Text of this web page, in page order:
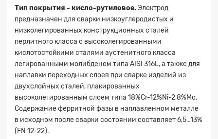
Тип покрытия - кисло-рутиловое.Электрод
предназначен для сварки низкоуглеродистых и
низколегированных конструкционных сталей
перлитного класса с высоколегированными
кислотостойкими сталями аустенитного класса
легированными молибденом типа AISI 316L, а также для
наплавки переходных слоев при сварке изделий из
двухслойных сталей, плакированных
высоколегированным слоем типа 18%Cr-12%Ni-2,8%Mo.
Содержание ферритной фазы в наплавленном металле
в исходном после сварки состоянии составляет 6,5…13%
(FN 12-22).